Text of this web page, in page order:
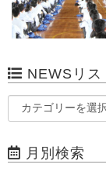
NEWSリス
月別検索